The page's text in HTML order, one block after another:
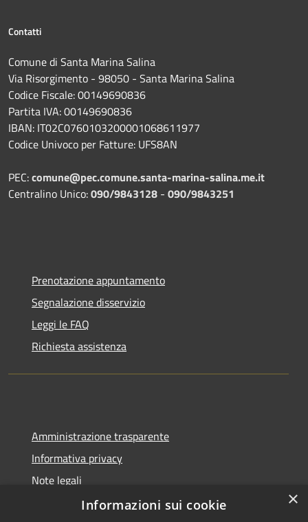
Contatti
Comune di Santa Marina Salina
Via Risorgimento - 98050 - Santa Marina Salina
Codice Fiscale: 00149690836
Partita IVA: 00149690836
IBAN: IT02C0760103200001068611977
Codice Univoco per Fatture: UFS8AN
PEC:comune@pec.comune.santa-marina-salina.me.it
Centralino Unico:090/9843128 - 090/9843251
Prenotazione appuntamento
Segnalazione disservizio
Leggi le FAQ
Richiesta assistenza
Amministrazione trasparente
Informativa privacy
Note legali
Dichiarazione di accessibilità
×
Informazioni sui cookie